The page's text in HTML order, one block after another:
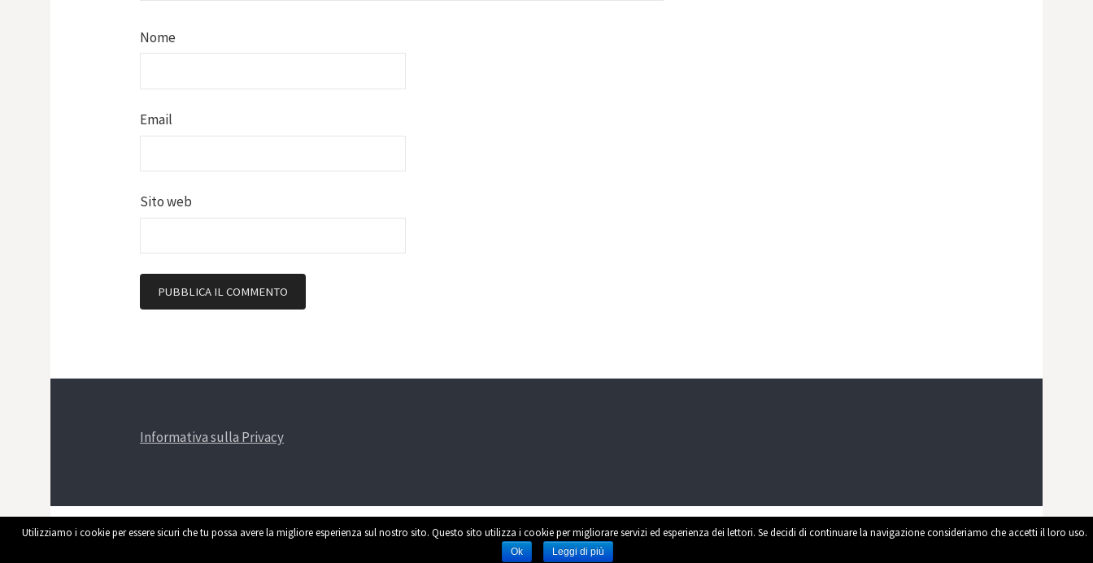
Nome
Email
Sito web
Informativa sulla Privacy
Powered by WordPress | Theme byThemehaus
Utilizziamo i cookie per essere sicuri che tu possa avere la migliore esperienza sul nostro sito. Questo sito utilizza i cookie per migliorare servizi ed esperienza dei lettori. Se decidi di continuare la navigazione consideriamo che accetti il loro uso.
Ok Leggi di più